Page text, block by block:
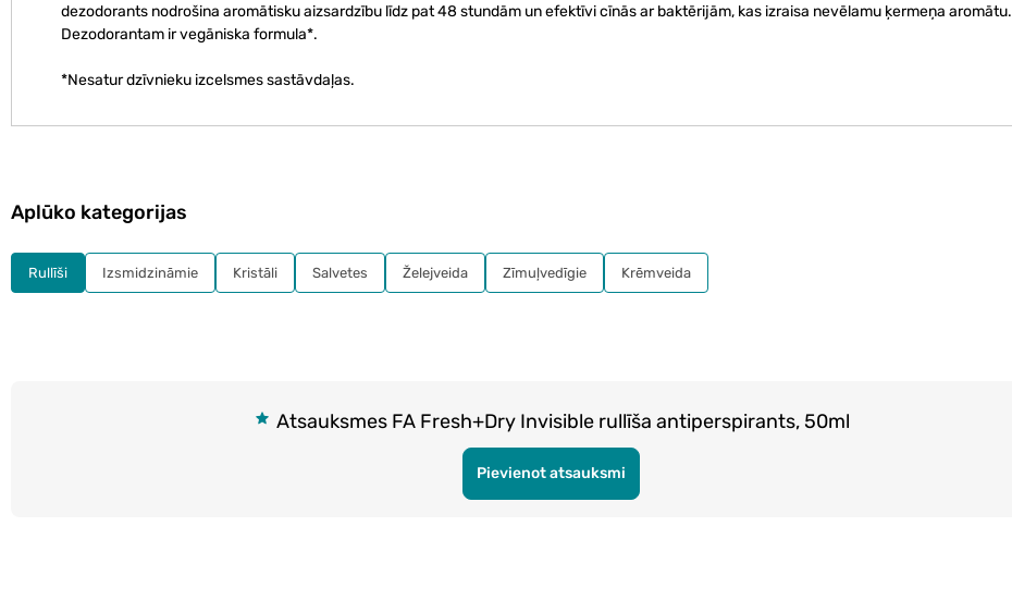
dezodorants nodrošina aromātisku aizsardzību līdz pat 48 stundām un efektīvi cīnās ar baktērijām, kas izraisa nevēlamu ķermeņa aromātu.
Dezodorantam ir vegāniska formula*.
*Nesatur dzīvnieku izcelsmes sastāvdaļas.
Atsauksmes FA Fresh+Dry Invisible rullīša antiperspirants, 50ml
Pievienot atsauksmi
Aplūko kategorijas
Rullīši Izsmidzināmie Kristāli Salvetes Želejveida Zīmuļvedīgie Krēmveida